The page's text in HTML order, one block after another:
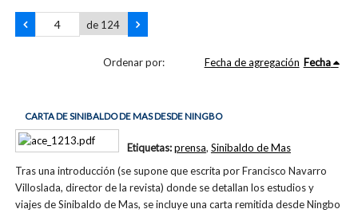
de 124
Ordenar por: Fecha de agregación Fecha
CARTA DE SINIBALDO DE MAS DESDE NINGBO
Tras una introducción (se supone que escrita por Francisco Navarro
Villoslada, director de la revista) donde se detallan los estudios y
viajes de Sinibaldo de Mas, se incluye una carta remitida desde Ningbo
Etiquetas:prensa, Sinibaldo de Mas